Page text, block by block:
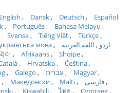
English Dansk Deutsch
Español
Português
Bahasa Melayu
Svensk Tiếng Việt
Türkçe
мова اردو
اللغة العربية
어 Afrikaans
Shqipe
Hrvatska
Čeština
Galego עברית
Magyar
Македонски Malti
فارسی
Kiswahili ไทย Cymraeg